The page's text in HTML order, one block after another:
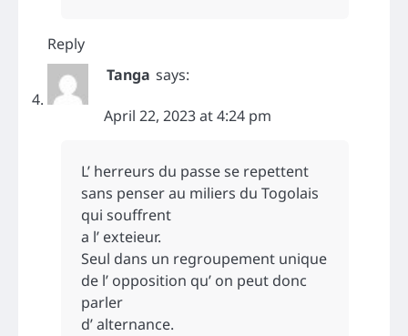
Reply
Tanga says:
April 22, 2023 at 4:24 pm
L’ herreurs du passe se repettent
sans penser au miliers du Togolais
qui souffrent
a l’ exteieur.
Seul dans un regroupement unique
de l’ opposition qu’ on peut donc
parler
d’ alternance.